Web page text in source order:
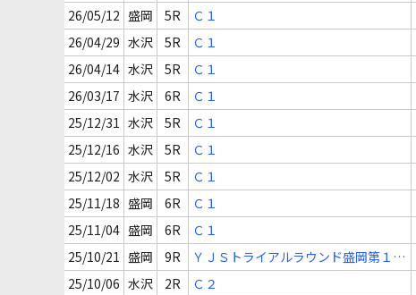
26/05/12 盛岡 5R Ｃ１
26/04/29 水沢 5R Ｃ１
26/04/14 水沢 5R Ｃ１
26/03/17 水沢 6R Ｃ１
25/12/31 水沢 5R Ｃ１
25/12/16 水沢 5R Ｃ１
25/12/02 水沢 5R Ｃ１
25/11/18 盛岡 6R Ｃ１
25/11/04 盛岡 6R Ｃ１
25/10/21 盛岡 9R
ＹＪＳトライアルラウンド盛岡第１戦
Ｃ１
25/10/06 水沢 2R Ｃ２